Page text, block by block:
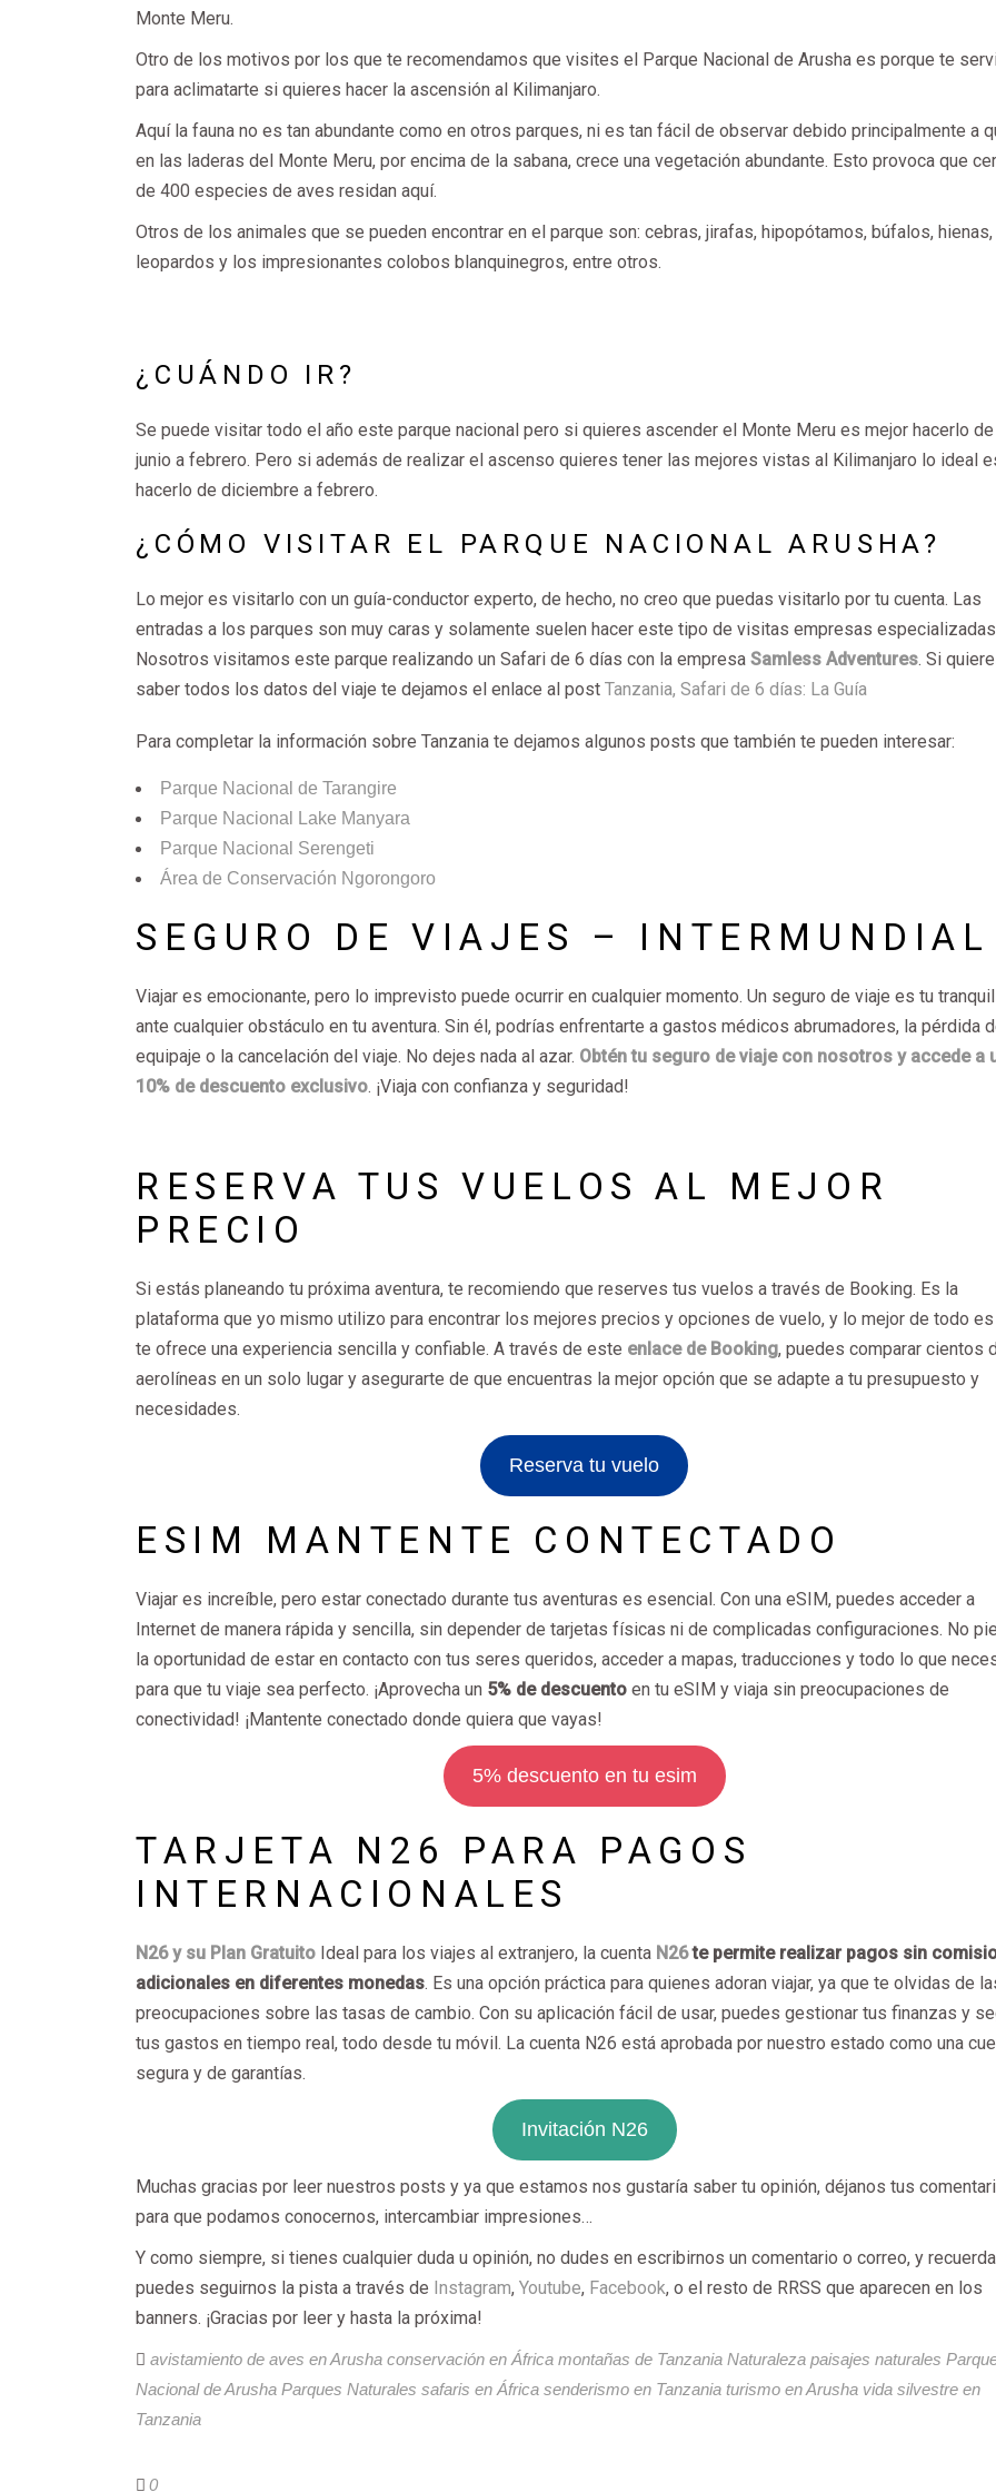
Monte Meru.
Otro de los motivos por los que te recomendamos que visites el Parque Nacional de Arusha es porque te
para aclimatarte si quieres hacer la ascensión al Kilimanjaro.
Aquí la fauna no es tan abundante como en otros parques, ni es tan fácil de observar debido principalmente a
en las laderas del Monte Meru, por encima de la sabana, crece una vegetación abundante. Esto provoca que
de 400 especies de aves residan aquí.
Otros de los animales que se pueden encontrar en el parque son: cebras, jirafas, hipopótamos, búfalos, hienas,
leopardos y los impresionantes colobos blanquinegros, entre otros.
¿CUÁNDO IR?
Se puede visitar todo el año este parque nacional pero si quieres ascender el Monte Meru es mejor hacerlo de
junio a febrero. Pero si además de realizar el ascenso quieres tener las mejores vistas al Kilimanjaro lo ideal
hacerlo de diciembre a febrero.
¿CÓMO VISITAR EL PARQUE NACIONAL ARUSHA?
Lo mejor es visitarlo con un guía-conductor experto, de hecho, no creo que puedas visitarlo por tu cuenta. Las
entradas a los parques son muy caras y solamente suelen hacer este tipo de visitas empresas
Nosotros visitamos este parque realizando un Safari de 6 días con la empresa Samless Adventures. Si
saber todos los datos del viaje te dejamos el enlace al post Tanzania, Safari de 6 días: La Guía
Para completar la información sobre Tanzania te dejamos algunos posts que también te pueden interesar:
Parque Nacional de Tarangire
Parque Nacional Lake Manyara
Parque Nacional Serengeti
Área de Conservación Ngorongoro
SEGURO DE VIAJES – INTERMUNDIAL
Viajar es emocionante, pero lo imprevisto puede ocurrir en cualquier momento. Un seguro de viaje es tu
ante cualquier obstáculo en tu aventura. Sin él, podrías enfrentarte a gastos médicos abrumadores, la pérdida
equipaje o la cancelación del viaje. No dejes nada al azar. Obtén tu seguro de viaje con nosotros y accede a
10% de descuento exclusivo. ¡Viaja con confianza y seguridad!
RESERVA TUS VUELOS AL MEJOR
PRECIO
Si estás planeando tu próxima aventura, te recomiendo que reserves tus vuelos a través de Booking. Es la
plataforma que yo mismo utilizo para encontrar los mejores precios y opciones de vuelo, y lo mejor de todo es
te ofrece una experiencia sencilla y confiable. A través de este enlace de Booking, puedes comparar cientos
aerolíneas en un solo lugar y asegurarte de que encuentras la mejor opción que se adapte a tu presupuesto y
necesidades.
Reserva tu vuelo
ESIM MANTENTE CONTECTADO
Viajar es increíble, pero estar conectado durante tus aventuras es esencial. Con una eSIM, puedes acceder a
Internet de manera rápida y sencilla, sin depender de tarjetas físicas ni de complicadas configuraciones. No
la oportunidad de estar en contacto con tus seres queridos, acceder a mapas, traducciones y todo lo que
para que tu viaje sea perfecto. ¡Aprovecha un 5% de descuento en tu eSIM y viaja sin preocupaciones de
conectividad! ¡Mantente conectado donde quiera que vayas!
5% descuento en tu esim
TARJETA N26 PARA PAGOS
INTERNACIONALES
N26 y su Plan Gratuito Ideal para los viajes al extranjero, la cuenta N26te permite realizar pagos sin
adicionales en diferentes monedas. Es una opción práctica para quienes adoran viajar, ya que te olvidas de
preocupaciones sobre las tasas de cambio. Con su aplicación fácil de usar, puedes gestionar tus finanzas y
tus gastos en tiempo real, todo desde tu móvil. La cuenta N26 está aprobada por nuestro estado como una
segura y de garantías.
Invitación N26
Muchas gracias por leer nuestros posts y ya que estamos nos gustaría saber tu opinión, déjanos tus
para que podamos conocernos, intercambiar impresiones…
Y como siempre, si tienes cualquier duda u opinión, no dudes en escribirnos un comentario o correo, y
puedes seguirnos la pista a través de Instagram, Youtube, Facebook, o el resto de RRSS que aparecen en los
banners. ¡Gracias por leer y hasta la próxima!
avistamiento de aves en Arusha conservación en África montañas de Tanzania Naturaleza paisajes naturales
Nacional de Arusha Parques Naturales safaris en África senderismo en Tanzania turismo en Arusha vida silvestre en
Tanzania
0